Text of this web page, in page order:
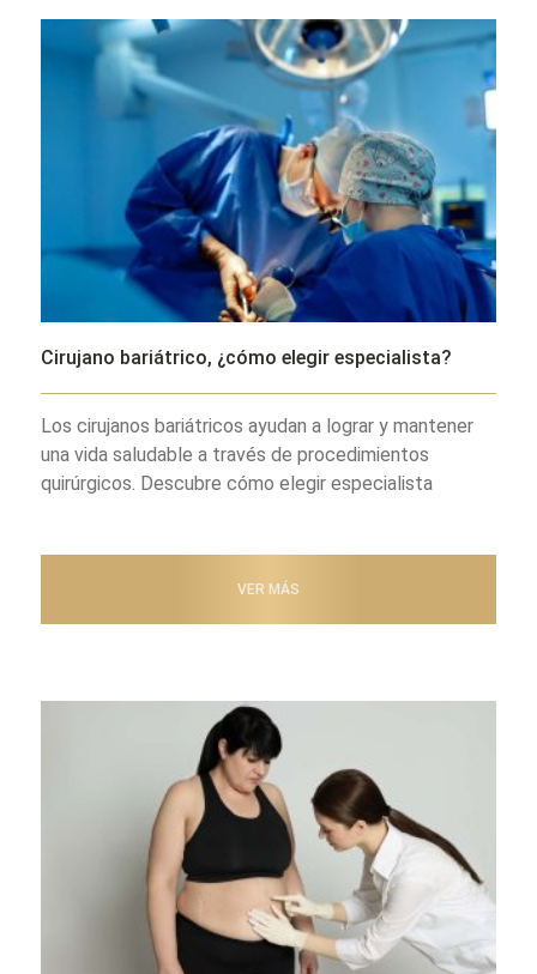
Cirujano bariátrico, ¿cómo elegir especialista?
Los cirujanos bariátricos ayudan a lograr y mantener
una vida saludable a través de procedimientos
quirúrgicos. Descubre cómo elegir especialista
VER MÁS